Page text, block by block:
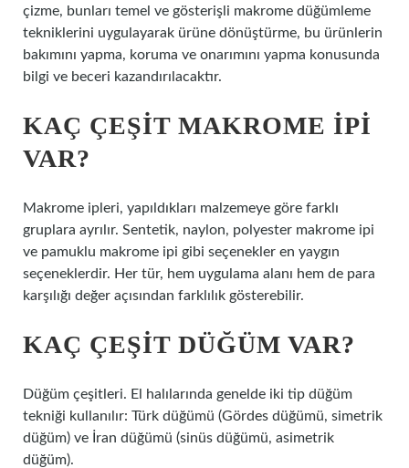
çizme, bunları temel ve gösterişli makrome düğümleme
tekniklerini uygulayarak ürüne dönüştürme, bu ürünlerin
bakımını yapma, koruma ve onarımını yapma konusunda
bilgi ve beceri kazandırılacaktır.
KAÇ ÇEŞIT MAKROME IPI
VAR?
Makrome ipleri, yapıldıkları malzemeye göre farklı
gruplara ayrılır. Sentetik, naylon, polyester makrome ipi
ve pamuklu makrome ipi gibi seçenekler en yaygın
seçeneklerdir. Her tür, hem uygulama alanı hem de para
karşılığı değer açısından farklılık gösterebilir.
KAÇ ÇEŞIT DÜĞÜM VAR?
Düğüm çeşitleri. El halılarında genelde iki tip düğüm
tekniği kullanılır: Türk düğümü (Gördes düğümü, simetrik
düğüm) ve İran düğümü (sinüs düğümü, asimetrik
düğüm).